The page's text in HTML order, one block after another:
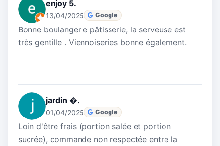
enjoy 5.
13/04/2025 Google
Bonne boulangerie pâtisserie, la serveuse est
très gentille . Viennoiseries bonne également.
jardin �.
01/04/2025 Google
Loin d'être frais (portion salée et portion
sucrée), commande non respectée entre la